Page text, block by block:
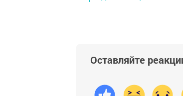
Оставляйте